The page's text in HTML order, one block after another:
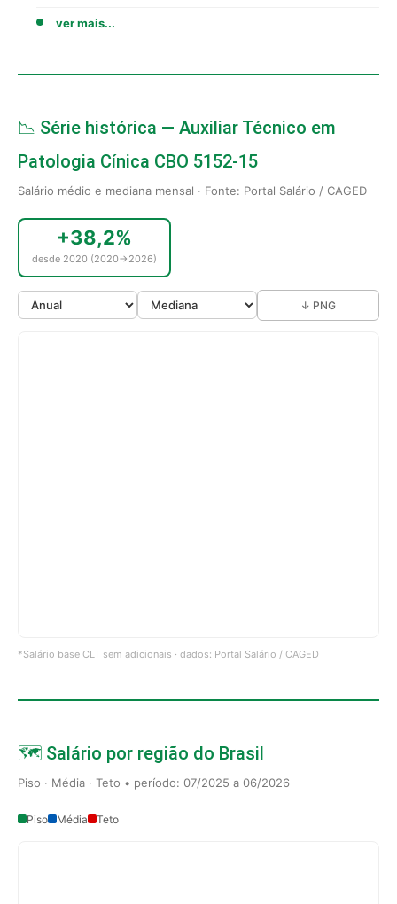
ver mais...
📉 Série histórica — Auxiliar Técnico em
Patologia Cínica CBO 5152-15
Salário médio e mediana mensal · Fonte: Portal Salário / CAGED
+38,2%
desde 2020 (2020→2026)
↓ PNG
*Salário base CLT sem adicionais · dados: Portal Salário / CAGED
🗺️ Salário por região do Brasil
Piso · Média · Teto • período: 07/2025 a 06/2026
Piso Média Teto